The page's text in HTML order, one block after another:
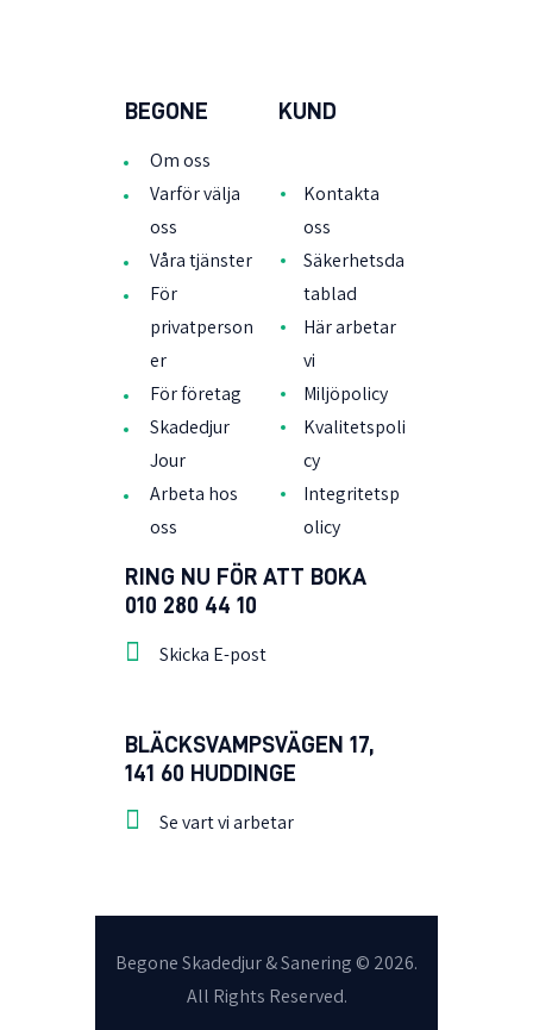
BEGONE
Om oss
Varför välja
oss
Våra tjänster
För
privatperson
er
För företag
Skadedjur
Jour
Arbeta hos
oss
KUND
Kontakta
oss
Säkerhetsda
tablad
Här arbetar
vi
Miljöpolicy
Kvalitetspoli
cy
Integritetsp
olicy
RING NU FÖR ATT BOKA
010 280 44 10
Skicka E-post
BLÄCKSVAMPSVÄGEN 17,
141 60 HUDDINGE
Se vart vi arbetar
Begone Skadedjur & Sanering © 2026.
All Rights Reserved.